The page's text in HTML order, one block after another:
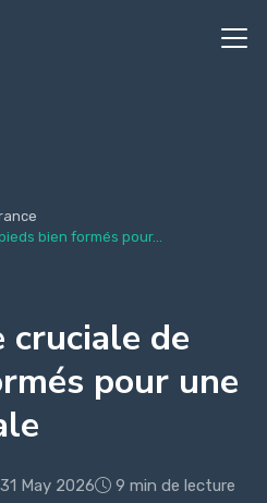
bien formés pour...
cruciale de
pour une
31 May 2026 9 min de lecture